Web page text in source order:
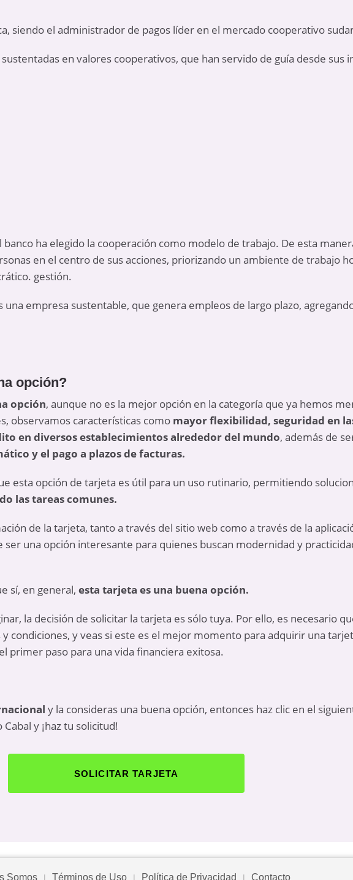
siendo el administrador de pagos líder en el mercado cooperativo
en valores cooperativos, que han servido de guía desde sus
banco ha elegido la cooperación como modelo de trabajo. De esta
en el centro de sus acciones, priorizando un ambiente de trabajo
gestión.
una empresa sustentable, que genera empleos de largo plazo,
opción?
opción, aunque no es la mejor opción en la categoría que ya hemos
observamos características como mayor flexibilidad, seguridad en
en diversos establecimientos alrededor del mundo, además de
y el pago a plazos de facturas.
esta opción de tarjeta es útil para un uso rutinario, permitiendo
las tareas comunes.
de la tarjeta, tanto a través del sitio web como a través de la
una opción interesante para quienes buscan modernidad y
sí, en general, esta tarjeta es una buena opción.
la decisión de solicitar la tarjeta es sólo tuya. Por ello, es necesario
condiciones, y veas si este es el mejor momento para adquirir una
primer paso para una vida financiera exitosa.
y la consideras una buena opción, entonces haz clic en el
y ¡haz tu solicitud!
SOLICITAR TARJETA
Somos | Términos de Uso | Política de Privacidad | Contacto